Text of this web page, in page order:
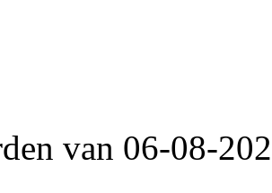
van 06-08-